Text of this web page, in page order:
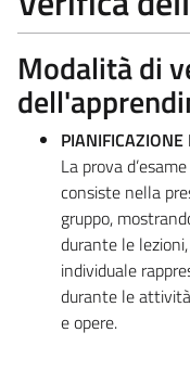
Modalità di
PIANIFICAZIONE
La prova
consiste nella
gruppo,
durante le
individuale
durante le
e opere.